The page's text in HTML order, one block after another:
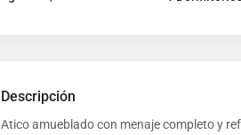
Descripción
Atico amueblado con menaje completo y